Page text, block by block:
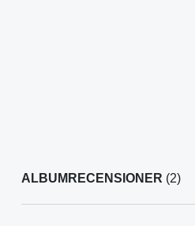
ALBUMRECENSIONER (2)